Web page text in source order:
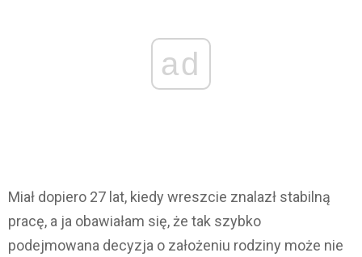
ad
Miał dopiero 27 lat, kiedy wreszcie znalazł stabilną
pracę, a ja obawiałam się, że tak szybko
podejmowana decyzja o założeniu rodziny może nie